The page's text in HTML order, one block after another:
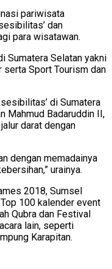
pariwisata
dan
para wisatawan.
Sumatera Selatan yakni
serta Sport Tourism dan
di Sumatera
Mahmud Badaruddin II,
darat dengan
dengan memadainya
urainya.
2018, Sumsel
100 kalender event
Qubra dan Festival
lain, seperti
Karapitan.